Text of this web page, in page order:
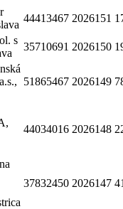
44413467 2026151
s
35710691 2026150
51865467 2026149
44034016 2026148
37832450 2026147